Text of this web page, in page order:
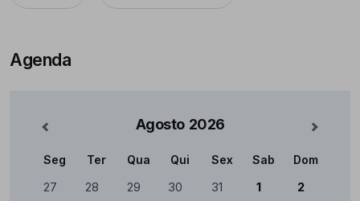
Agenda
Agosto 2026 Mês
Calendário
Seg Ter Qua Qui Sex Sab Dom
27 28 29 30 31 1 2